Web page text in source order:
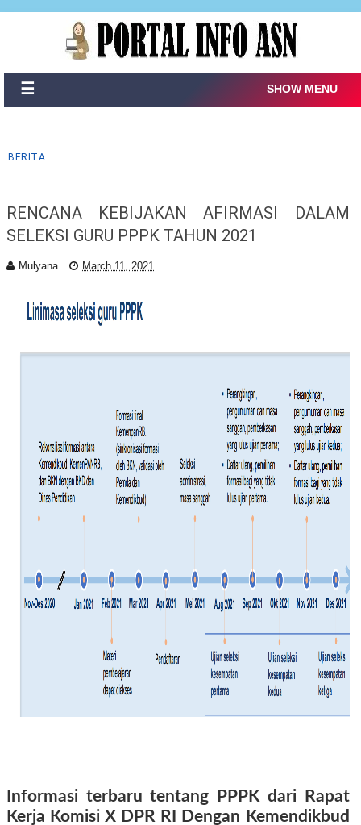
☰ SHOW MENU
BERITA
RENCANA KEBIJAKAN AFIRMASI DALAM
SELEKSI GURU PPPK TAHUN 2021
Mulyana March 11, 2021
Informasi terbaru tentang PPPK dari Rapat
Kerja Komisi X DPR RI Dengan Kemendikbud